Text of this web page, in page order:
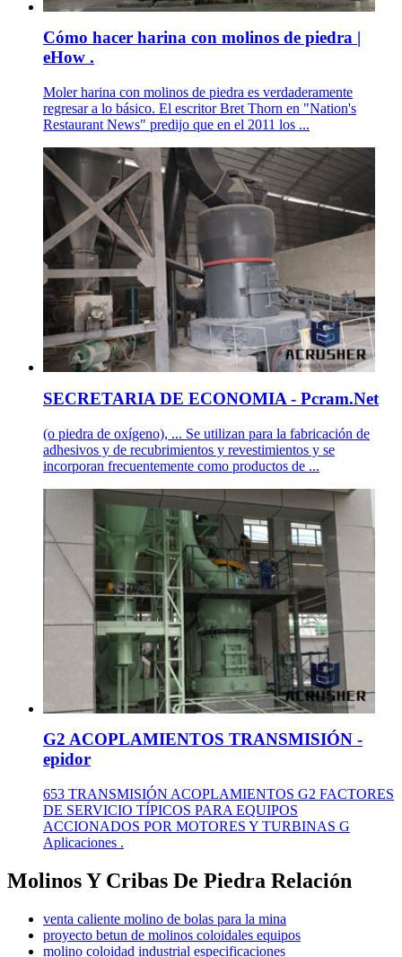
Cómo hacer harina con molinos de piedra |
eHow .
Moler harina con molinos de piedra es verdaderamente
regresar a lo básico. El escritor Bret Thorn en "Nation's
Restaurant News" predijo que en el 2011 los ...
SECRETARIA DE ECONOMIA - Pcram.Net
(o piedra de oxígeno), ... Se utilizan para la fabricación de
adhesivos y de recubrimientos y revestimientos y se
incorporan frecuentemente como productos de ...
G2 ACOPLAMIENTOS TRANSMISIÓN -
epidor
653 TRANSMISIÓN ACOPLAMIENTOS G2 FACTORES
DE SERVICIO TÍPICOS PARA EQUIPOS
ACCIONADOS POR MOTORES Y TURBINAS G
Aplicaciones .
Molinos Y Cribas De Piedra Relación
venta caliente molino de bolas para la mina
proyecto betun de molinos coloidales equipos
molino coloidad industrial especificaciones